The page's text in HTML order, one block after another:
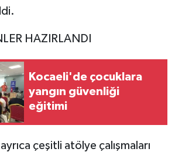
HAZIRLANDI
Kocaeli'de çocuklara
yangın güvenliği
eğitimi
çeşitli atölye çalışmaları